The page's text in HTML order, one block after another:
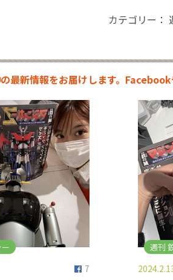
カテゴリー：
最新情報をお届けします。
7
週刊